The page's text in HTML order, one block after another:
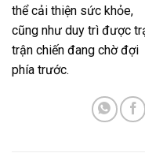
thể cải thiện sức khỏe,
cũng như duy trì được
trận chiến đang chờ đợi
phía trước.